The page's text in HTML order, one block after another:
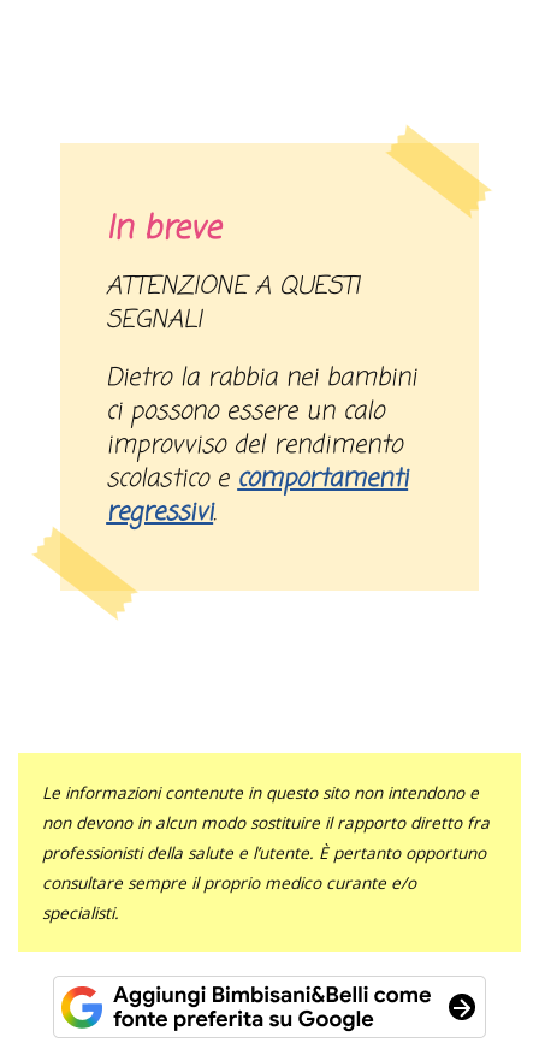
In breve
ATTENZIONE A QUESTI
SEGNALI
Dietro la rabbia nei bambini
ci possono essere un calo
improvviso del rendimento
scolastico ecomportamenti
regressivi.
Le informazioni contenute in questo sito non intendono e
non devono in alcun modo sostituire il rapporto diretto fra
professionisti della salute e l’utente. È pertanto opportuno
consultare sempre il proprio medico curante e/o
specialisti.